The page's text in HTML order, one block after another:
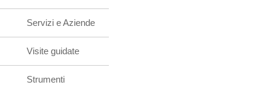
Servizi e Aziende
Visite guidate
Strumenti